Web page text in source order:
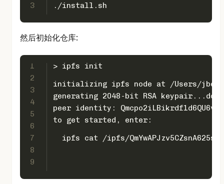
3
./install.sh
然后初始化仓库:
1
2
3
4
5
6
7
8
9
> ipfs init
initializing ipfs node at /Users/
generating 2048-bit RSA keypair...done
peer identity:
to get started, enter:
ipfs cat /ipfs/